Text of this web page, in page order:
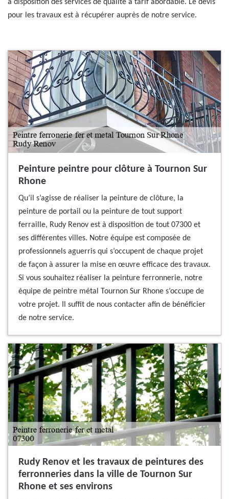
à disposition des services de qualité à tarif abordable. Le devis
pour les travaux est à récupérer auprès de notre service.
Peinture peintre pour clôture à Tournon Sur
Rhone
Qu’il s’agisse de réaliser la peinture de clôture, la
peinture de portail ou la peinture de tout support
ferraille, Rudy Renov est à disposition de tout 07300 et
ses différentes villes. Notre équipe est composée de
professionnels aguerris qui s’occupent de chaque projet
de façon à assurer la mise en œuvre efficace des travaux.
Si vous souhaitez réaliser la peinture ferronnerie, notre
équipe de peintre métal Tournon Sur Rhone s’occupe de
votre projet. Il suffit de nous contacter afin de bénéficier
de notre service.
Rudy Renov et les travaux de peintures des
ferronneries dans la ville de Tournon Sur
Rhone et ses environs